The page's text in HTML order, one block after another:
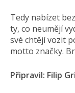
Tedy nabízet
ty, co neumějí
své chtějí vozit
motto značky.
Připravil: Filip